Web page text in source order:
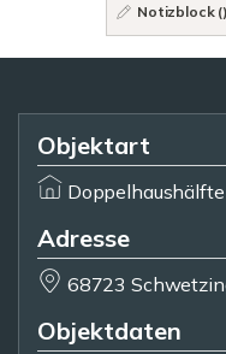
Notizblock ()
Objektart
Doppelhaushälfte
Adresse
68723
Objektdaten